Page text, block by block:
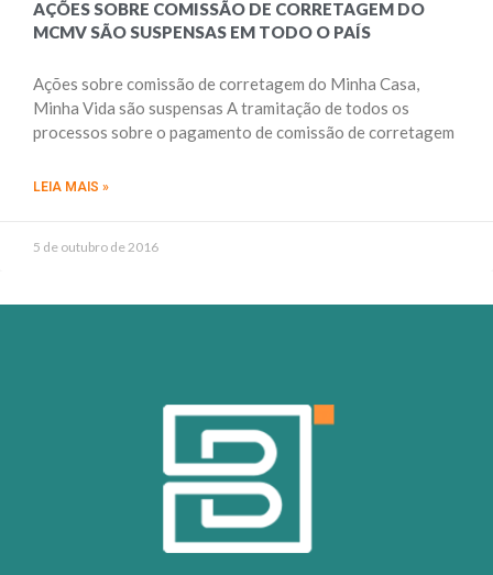
AÇÕES SOBRE COMISSÃO DE CORRETAGEM DO
MCMV SÃO SUSPENSAS EM TODO O PAÍS
Ações sobre comissão de corretagem do Minha Casa,
Minha Vida são suspensas A tramitação de todos os
processos sobre o pagamento de comissão de corretagem
LEIA MAIS »
5 de outubro de 2016